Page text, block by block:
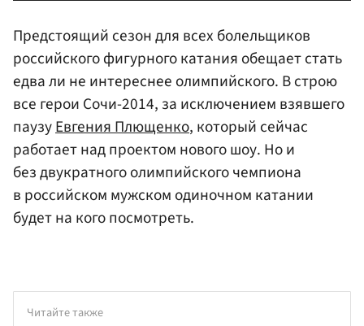
Предстоящий сезон для всех болельщиков
российского фигурного катания обещает стать
едва ли не интереснее олимпийского. В строю
все герои Сочи-2014, за исключением взявшего
паузуЕвгения Плющенко, который сейчас
работает над проектом нового шоу. Но и
без двукратного олимпийского чемпиона
в российском мужском одиночном катании
будет на кого посмотреть.
Читайте также